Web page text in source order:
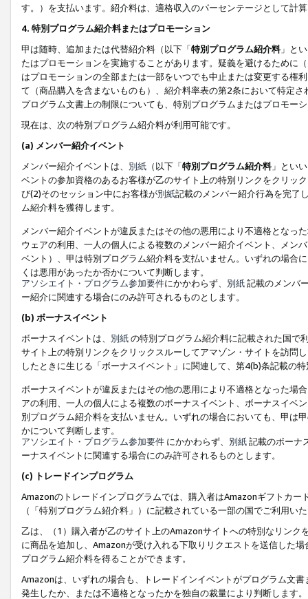
す。）を支払います。紹介料は、適格収入のパーセンテージとして計
4. 特別プログラム紹介料またはプロモーション
甲は随時、追加または代替紹介料（以下「特別プログラム紹介料」と
たはプロモーションを実施することがあります。疑義を避けるために
はプロモーションの全部または一部をいつでも中止または変更する権
て（商品購入を含まないものも）、紹介料率表の第2条において特定
プログラム文書上の制限についても、特別プログラムまたはプロモー
現在は、次の特別プログラム紹介料が利用可能です。
(a) メンバー紹介イベント
メンバー紹介イベントは、 別紙 （以下「特別プログラム紹介料」とい
ベントの参加資格のあるお客様が乙のサイト上の特別リンクをクリッ
び(2)そのセッション中にお客様が別紙記載のメンバー紹介行為を完了
ム紹介料を獲得します。
メンバー紹介イベントが違反またはその他の悪用により不適格となっ
ウェアの利用、一人の個人による複数のメンバー紹介イベント、メン
ベント）、甲は特別プログラム紹介料を支払いません。いずれの場合
くは悪用があったか否かについて判断します。
アソシエイト・プログラム参加要件にかかわらず、 別紙記載のメンバ
ー紹介に関連する場合にのみ許可されるものとします。
(b) ボーナスイベント
ボーナスイベントは、 別紙の特別プログラム紹介料に記載された国で
サイト上の特別リンクをクリックスルーしてアマゾン・サイトを訪問
したときに生じる「ボーナスイベント」に関連して、第4(b)条記載の
ボーナスイベントが違反またはその他の悪用により不適格となった場
アの利用、一人の個人による複数のボーナスイベント、ボーナスイベ
別プログラム紹介料を支払いません。いずれの場合においても、甲は
かについて判断します。
アソシエイト・プログラム参加要件 にかかわらず、 別紙記載のボーナ
ーナスイベントに関連する場合にのみ許可されるものとします。
(c) トレードインプログラム
Amazonのトレードインプログラムでは、購入者はAmazonギフトカ
（「特別プログラム紹介料」）に記載されている一部の国でご利用い
乙は、（1）購入者が乙のサイト上のAmazonサイトへの特別なリン
に商品を追加し、Amazonが受け入れる下取りリクエストを送信した
プログラム紹介料を得ることができます。
Amazonは、いずれの場合も、トレードインイベントがプログラム文
発生したか、または不適格となったかを独自の裁量により判断します。